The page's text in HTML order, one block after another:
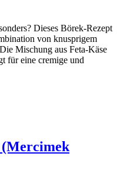
Dieses Börek-Rezept
von knusprigem
Mischung aus Feta-Käse
für eine cremige und
(Mercimek